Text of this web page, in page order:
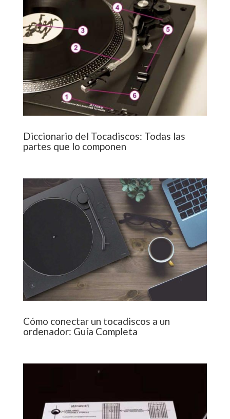
Diccionario del Tocadiscos: Todas las
partes que lo componen
Cómo conectar un tocadiscos a un
ordenador: Guía Completa